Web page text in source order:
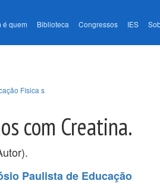
é quem Biblioteca Congressos IES
Física s
com Creatina.
Paulista de Educação